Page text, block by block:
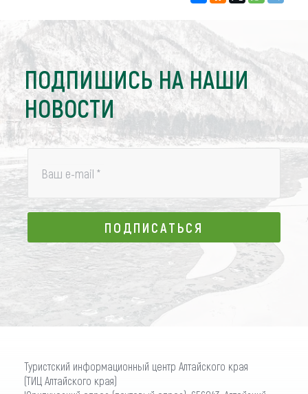
ПОДПИШИСЬ НА НАШИ
НОВОСТИ
Ваш e-mail *
ПОДПИСАТЬСЯ
ПОДПИСАТЬСЯ
Туристский информационный центр Алтайского края
(ТИЦ Алтайского края)